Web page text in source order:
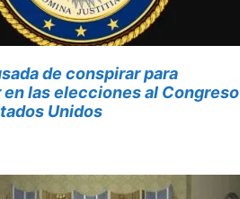
de conspirar para
las elecciones al Congreso
Unidos